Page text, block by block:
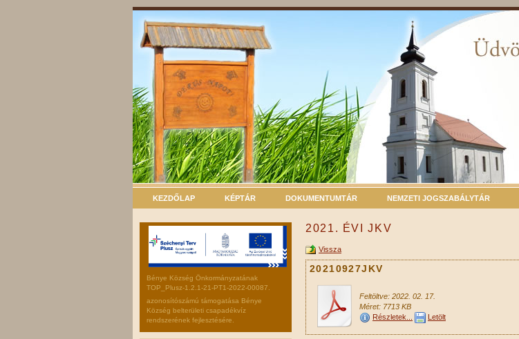
KEZDŐLAP KÉPTÁR DOKUMENTUMTÁR NEMZETI JOGSZABÁLYTÁR
Bénye Község Önkormányzatának
TOP_Plusz-1.2.1-21-PT1-2022-00087.
azonosítószámú támogatása Bénye
Község belterületi csapadékvíz
rendszerének fejlesztésére.
2021. ÉVI JKV
Vissza
20210927JKV
Feltöltve: 2022. 02. 17.
Méret: 7713 KB
Részletek...
Letölt